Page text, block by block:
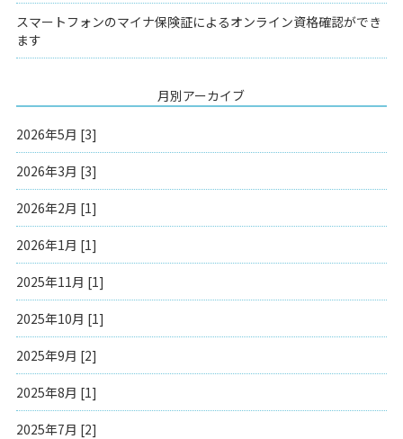
スマートフォンのマイナ保険証によるオンライン資格確認ができ
ます
月別アーカイブ
2026年5月 [3]
2026年3月 [3]
2026年2月 [1]
2026年1月 [1]
2025年11月 [1]
2025年10月 [1]
2025年9月 [2]
2025年8月 [1]
2025年7月 [2]